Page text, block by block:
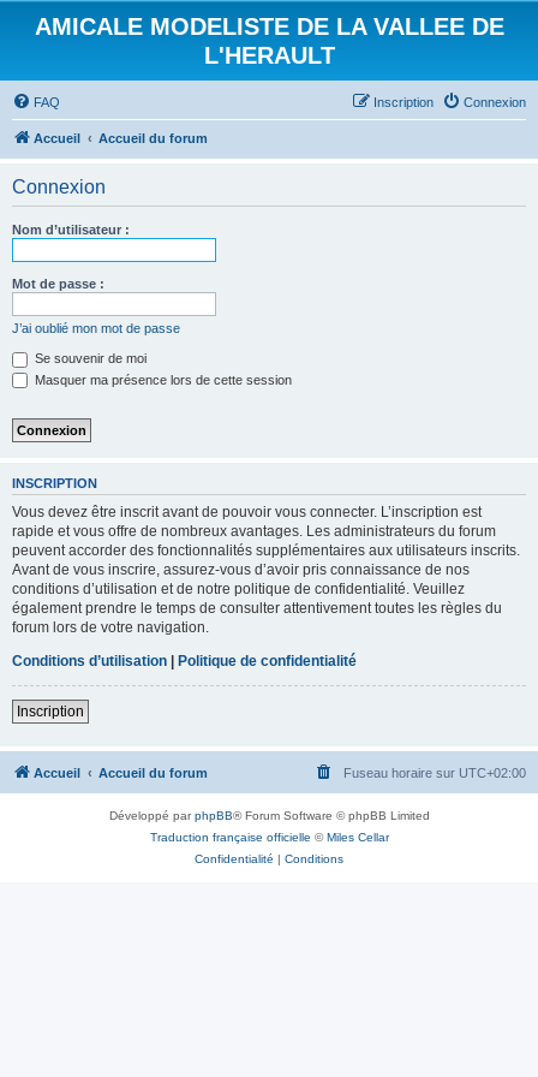
AMICALE MODELISTE DE LA VALLEE DE
L'HERAULT
FAQ Connexion
Inscription
Accueil Accueil du forum
Connexion
Nom d’utilisateur :
Mot de passe :
J’ai oublié mon mot de passe
Se souvenir de moi
Masquer ma présence lors de cette session
INSCRIPTION
Vous devez être inscrit avant de pouvoir vous connecter. L’inscription est
rapide et vous offre de nombreux avantages. Les administrateurs du forum
peuvent accorder des fonctionnalités supplémentaires aux utilisateurs inscrits.
Avant de vous inscrire, assurez-vous d’avoir pris connaissance de nos
conditions d’utilisation et de notre politique de confidentialité. Veuillez
également prendre le temps de consulter attentivement toutes les règles du
forum lors de votre navigation.
Conditions d’utilisation | Politique de confidentialité
Inscription
Accueil Accueil du forum Fuseau horaire sur UTC+02:00
Développé parphpBB® Forum Software © phpBB Limited
Traduction française officielle ©Miles Cellar
Confidentialité | Conditions